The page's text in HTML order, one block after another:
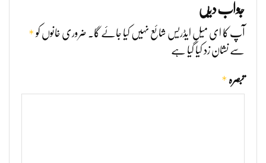
جواب دیں
آپ کا ای میل ایڈریس شائع نہیں کیا جائے گا۔ ضروری خانوں کو*
سے نشان زد کیا گیا ہے
تبصرہ *